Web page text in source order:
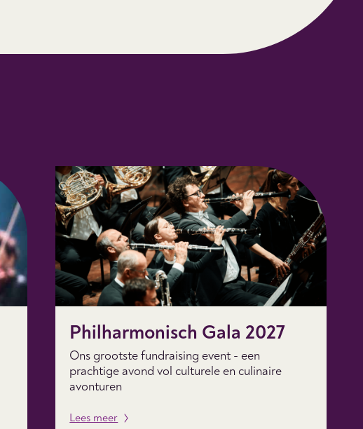
Philharmonisch Gala 2027
Ons grootste fundraising event - een
prachtige avond vol culturele en culinaire
avonturen
Lees meer